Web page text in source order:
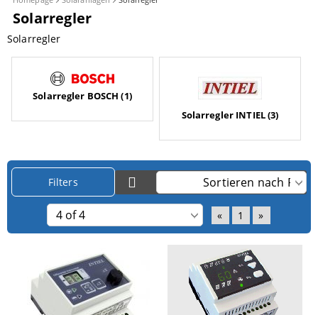
Solarregler
Solarregler
Solarregler BOSCH (1)
Solarregler INTIEL (3)
Filters
« 1 »